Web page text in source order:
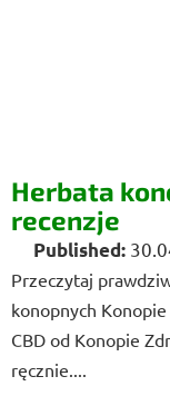
Herbata
recenzje
Przeczytaj
konopnych
CBD od Konopie
ręcznie....